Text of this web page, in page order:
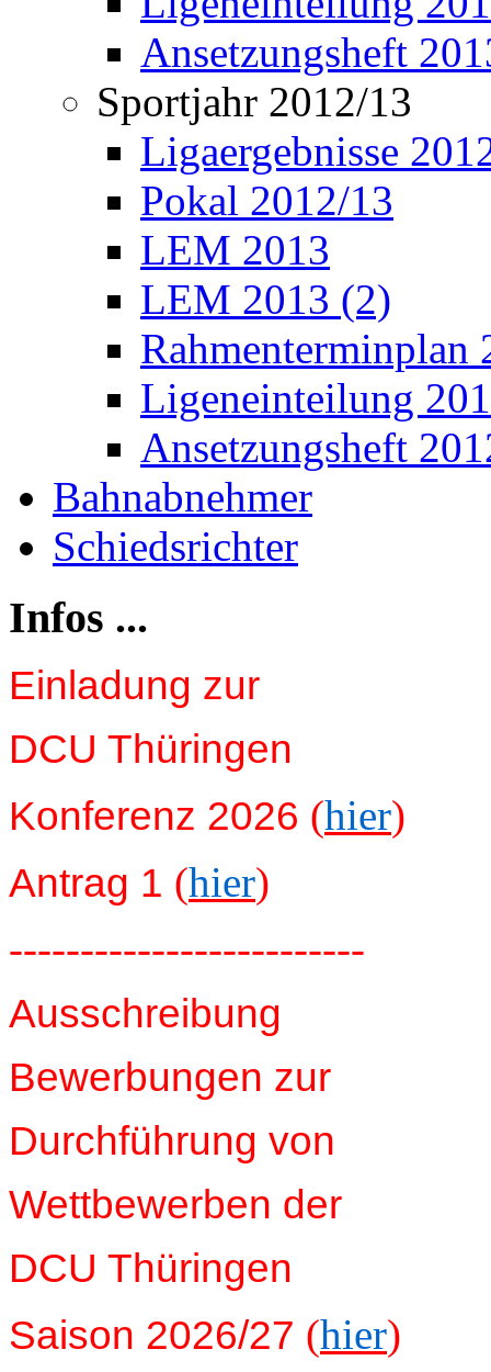
Ansetzungsheft
Sportjahr 2012/13
Ligaergebnisse
Pokal 2012/13
LEM 2013
LEM 2013 (2)
Rahmenterminplan
Ligeneinteilung
Ansetzungsheft
Bahnabnehmer
Schiedsrichter
Infos ...
Einladung zur
DCU Thüringen
Konferenz 2026 (hier)
Antrag 1 (hier)
-------------------------
Ausschreibung
Bewerbungen zur
Durchführung von
Wettbewerben der
DCU Thüringen
Saison 2026/27 (hier)